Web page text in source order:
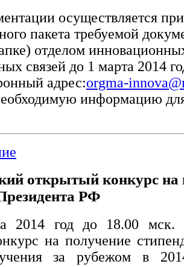
осуществляется
пакета требуемой
отделом
связей до 1 марта 2014
адрес:orgma-
информацию
открытый конкурс на
РФ
2014 год до 18.00 мск.
на получение
за рубежом в